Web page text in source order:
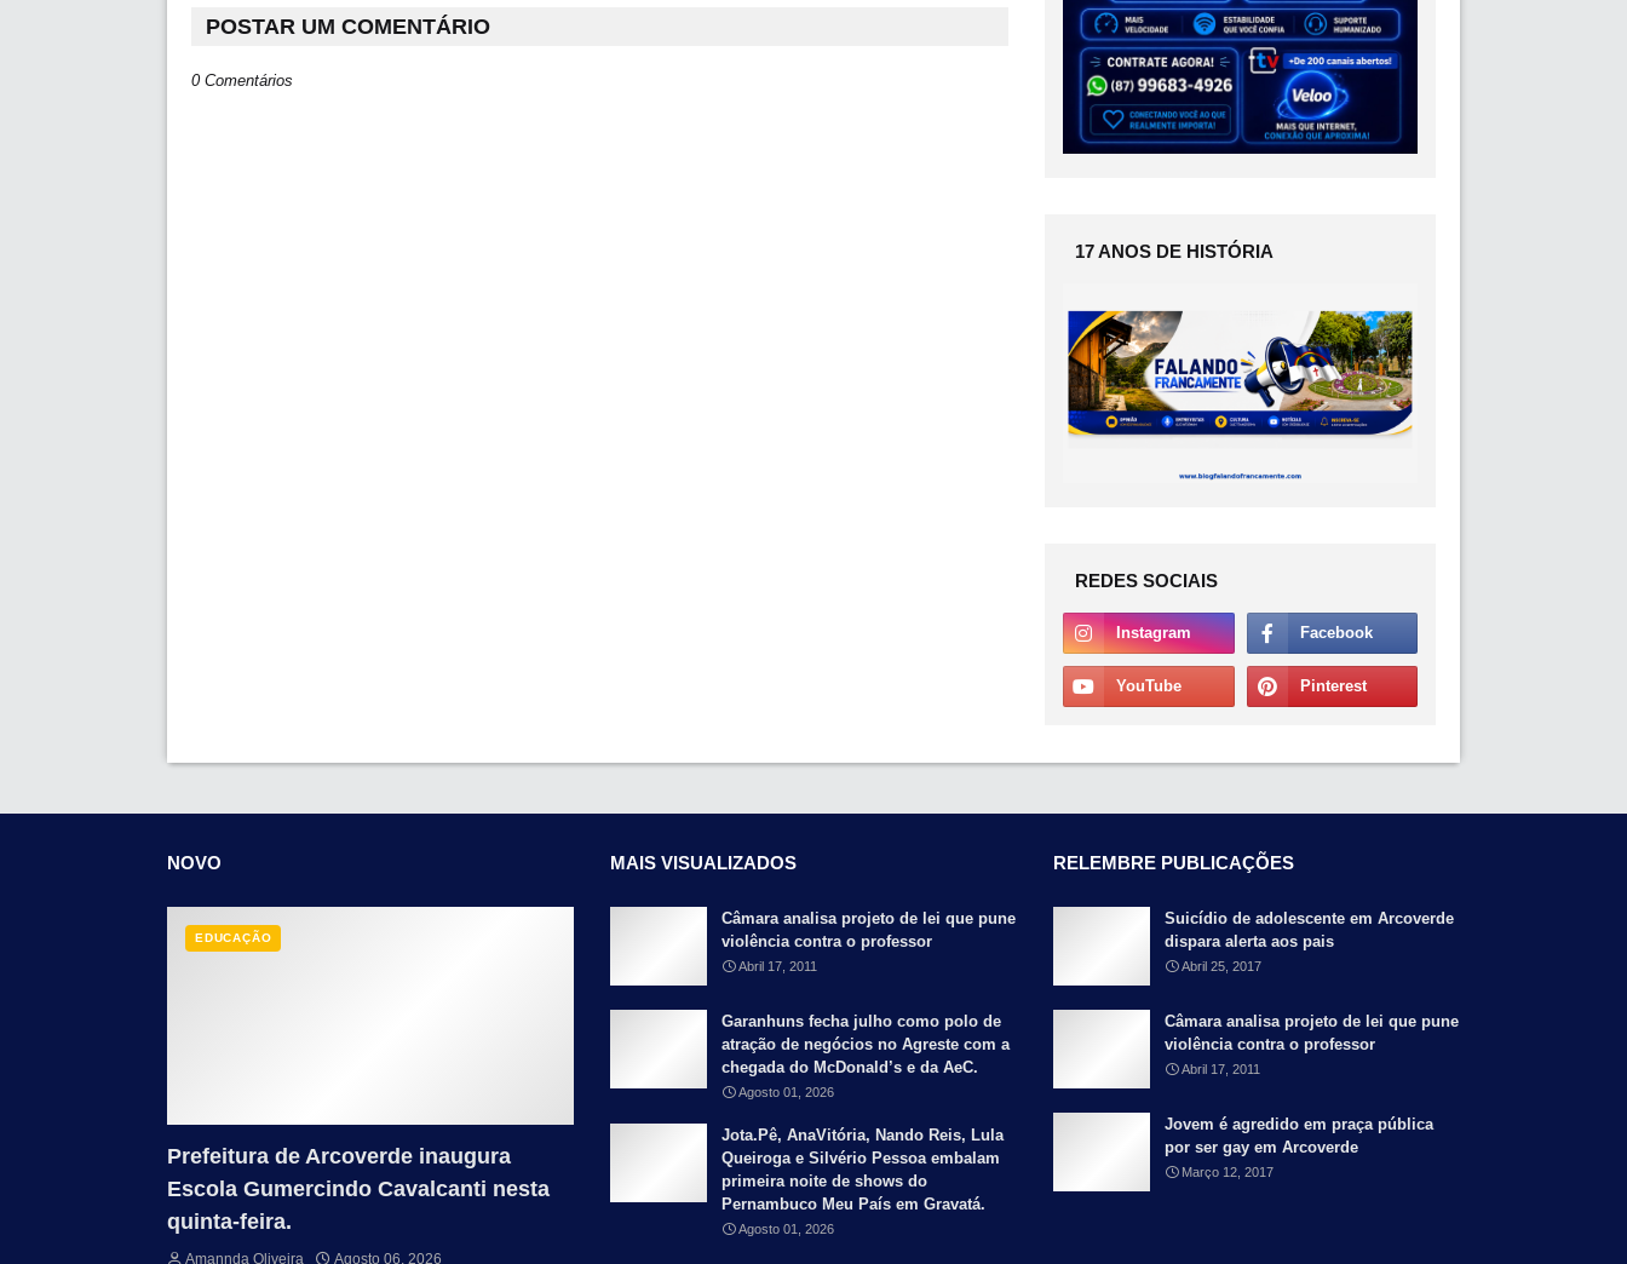
POSTAR UM COMENTÁRIO
0 Comentários
17 ANOS DE HISTÓRIA
REDES SOCIAIS
NOVO
EDUCAÇÃO
Prefeitura de Arcoverde inaugura
Escola Gumercindo Cavalcanti nesta
quinta-feira.
Amannda Oliveira Agosto 06, 2026
MAIS VISUALIZADOS
Câmara analisa projeto de lei que pune
violência contra o professor
Abril 17, 2011
Garanhuns fecha julho como polo de
atração de negócios no Agreste com a
chegada do McDonald’s e da AeC.
Agosto 01, 2026
Jota.Pê, AnaVitória, Nando Reis, Lula
Queiroga e Silvério Pessoa embalam
primeira noite de shows do
Pernambuco Meu País em Gravatá.
Agosto 01, 2026
RELEMBRE PUBLICAÇÕES
Suicídio de adolescente em Arcoverde
dispara alerta aos pais
Abril 25, 2017
Câmara analisa projeto de lei que pune
violência contra o professor
Abril 17, 2011
Jovem é agredido em praça pública
por ser gay em Arcoverde
Março 12, 2017